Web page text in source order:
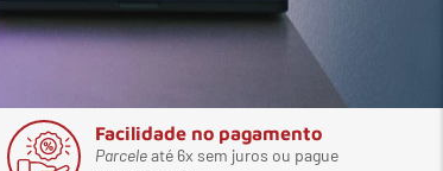
Facilidade no pagamento
Parceleaté 6x sem juros ou pague